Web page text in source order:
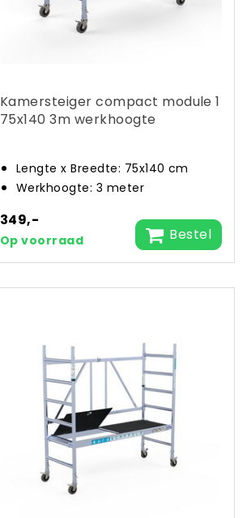
Kamersteiger compact module 1
75x140 3m werkhoogte
Lengte x Breedte: 75x140 cm
Werkhoogte: 3 meter
349,-
Op voorraad Bestel